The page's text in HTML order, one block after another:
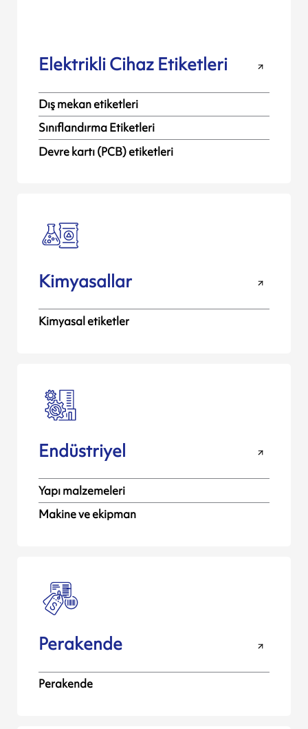
Elektrikli Cihaz Etiketleri
Dış mekan etiketleri
Sınıflandırma Etiketleri
Devre kartı (PCB) etiketleri
Kimyasallar
Kimyasal etiketler
Endüstriyel
Yapı malzemeleri
Makine ve ekipman
Perakende
Perakende